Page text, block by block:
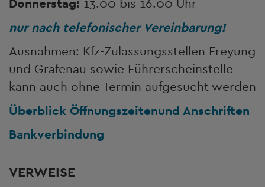
Donnerstag: 13.00 bis 16.00 Uhr
nur nach telefonischer Vereinbarung!
Ausnahmen: Kfz-Zulassungsstellen Freyung
und Grafenau sowie Führerscheinstelle
kann auch ohne Termin aufgesucht werden
Überblick Öffnungszeitenund Anschriften
Bankverbindung
VERWEISE